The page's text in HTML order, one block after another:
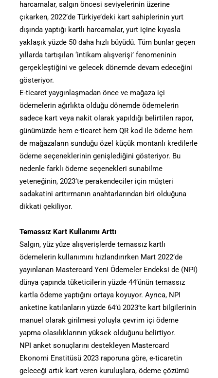
harcamalar, salgın öncesi seviyelerinin üzerine
çıkarken, 2022’de Türkiye’deki kart sahiplerinin yurt
dışında yaptığı kartlı harcamalar, yurt içine kıyasla
yaklaşık yüzde 50 daha hızlı büyüdü. Tüm bunlar geçen
yıllarda tartışılan ‘intikam alışverişi’ fenomeninin
gerçekleştiğini ve gelecek dönemde devam edeceğini
gösteriyor.
E-ticaret yaygınlaşmadan önce ve mağaza içi
ödemelerin ağırlıkta olduğu dönemde ödemelerin
sadece kart veya nakit olarak yapıldığı belirtilen rapor,
günümüzde hem e-ticaret hem QR kod ile ödeme hem
de mağazaların sunduğu özel küçük montanlı kredilerle
ödeme seçeneklerinin genişlediğini gösteriyor. Bu
nedenle farklı ödeme seçenekleri sunabilme
yeteneğinin, 2023’te perakendeciler için müşteri
sadakatini arttırmanın anahtarlarından biri olduğuna
dikkati çekiliyor.
Temassız Kart Kullanımı Arttı
Salgın, yüz yüze alışverişlerde temassız kartlı
ödemelerin kullanımını hızlandırırken Mart 2022’de
yayınlanan Mastercard Yeni Ödemeler Endeksi de (NPI)
dünya çapında tüketicilerin yüzde 44’ünün temassız
kartla ödeme yaptığını ortaya koyuyor. Ayrıca, NPI
anketine katılanların yüzde 64’ü 2023’te kart bilgilerinin
manuel olarak girilmesi yoluyla çevrim içi ödeme
yapma olasılıklarının yüksek olduğunu belirtiyor.
NPI anket sonuçlarını destekleyen Mastercard
Ekonomi Enstitüsü 2023 raporuna göre, e-ticaretin
geleceği artık kart veren kuruluşlara, ödeme çözümü